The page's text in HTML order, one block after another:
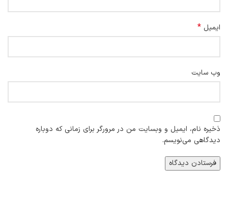
ایمیل *
وب‌ سایت
ذخیره نام، ایمیل و وبسایت من در مرورگر برای زمانی که دوباره
دیدگاهی می‌نویسم.